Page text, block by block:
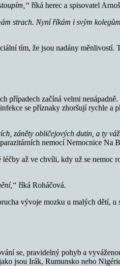
říká herec a spisovatel
strach. Nyní říkám i svým
tím, že jsou nadány
začíná velmi
se příznaky zhoršují rychle a
záněty obličejových dutin, a ty
nemocí Nemocnice Na
až ve chvíli, kdy už se nemoc
říká Roháčová.
vývoje mozku u malých dětí, u
se, pravidelný pohyb a
jsou Irák, Rumunsko nebo